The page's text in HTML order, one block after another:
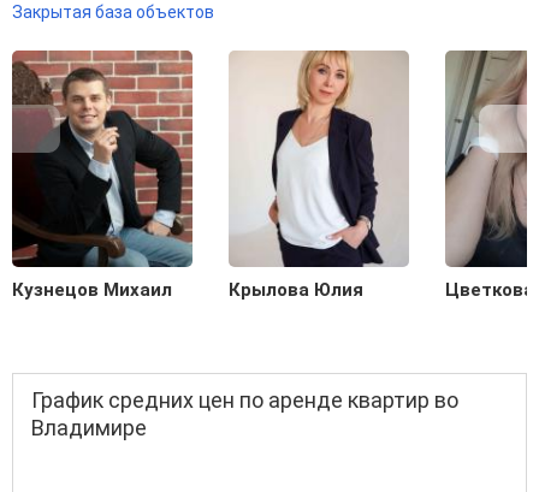
Закрытая база объектов
Кузнецов Михаил Крылова Юлия
График средних цен по аренде квартир во
Владимире